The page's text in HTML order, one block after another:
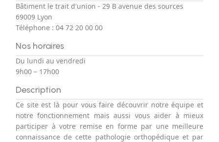
Bâtiment le trait d'union - 29 B avenue des sources
69009 Lyon
Téléphone : 04 72 20 00 00
Nos horaires
Du lundi au vendredi
9h00 – 17h00
Description
Ce site est là pour vous faire découvrir notre équipe et
notre fonctionnement mais aussi vous aider à mieux
participer à votre remise en forme par une meilleure
connaissance de cette pathologie orthopédique et par